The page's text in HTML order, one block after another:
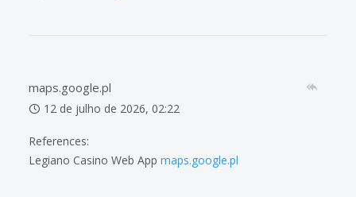
maps.google.pl
12 de julho de 2026, 02:22
References:
Legiano Casino Web App maps.google.pl